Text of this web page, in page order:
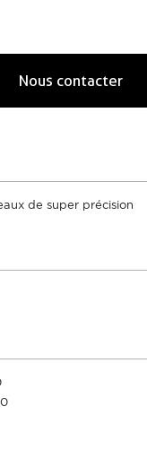
Nous contacter
de super précision